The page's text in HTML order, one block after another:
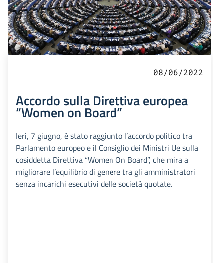
08/06/2022
Accordo sulla Direttiva europea
“Women on Board”
Ieri, 7 giugno, è stato raggiunto l’accordo politico tra
Parlamento europeo e il Consiglio dei Ministri Ue sulla
cosiddetta Direttiva “Women On Board”, che mira a
migliorare l’equilibrio di genere tra gli amministratori
senza incarichi esecutivi delle società quotate.